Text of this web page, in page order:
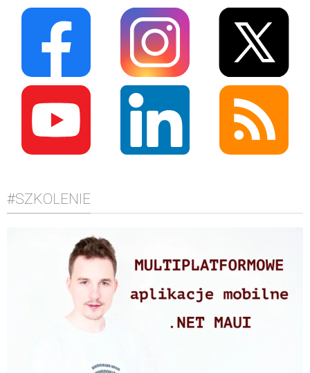
WYDARZENIA
BIZNES
PO GODZINACH
KONTAKT
#SZKOLENIE